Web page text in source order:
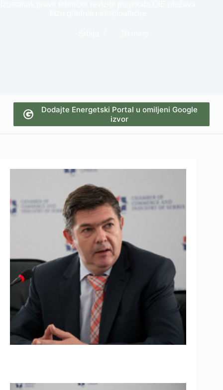
Dodajte Energetski Portal u omiljeni Google
izvor